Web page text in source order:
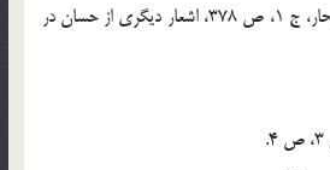
شیخ عباس قمی در سفینة البحار، ج 1، ص 378، اشعار دیگری از حسان در